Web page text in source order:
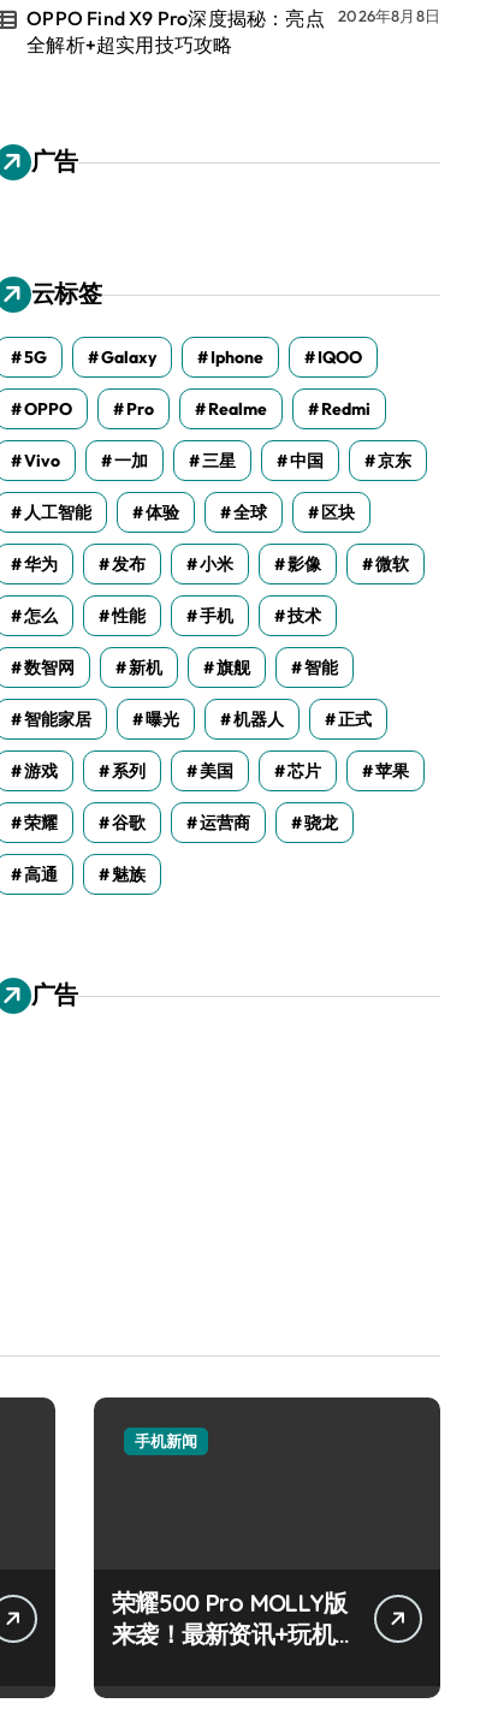
OPPO Find X9 Pro深度揭秘：亮点
全解析+超实用技巧攻略
2026年8月8日
广告
云标签
5G Galaxy Iphone IQOO
OPPO Pro Realme Redmi
Vivo 一加 三星 中国 京东
人工智能 体验 全球 区块
华为 发布 小米 影像 微软
怎么 性能 手机 技术
数智网 新机 旗舰 智能
智能家居 曝光 机器人 正式
游戏 系列 美国 芯片 苹果
荣耀 谷歌 运营商 骁龙
高通 魅族
广告
手机新闻
荣耀500 Pro MOLLY版
来袭！最新资讯+玩机